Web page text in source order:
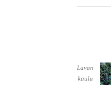
Lavan
kaulu